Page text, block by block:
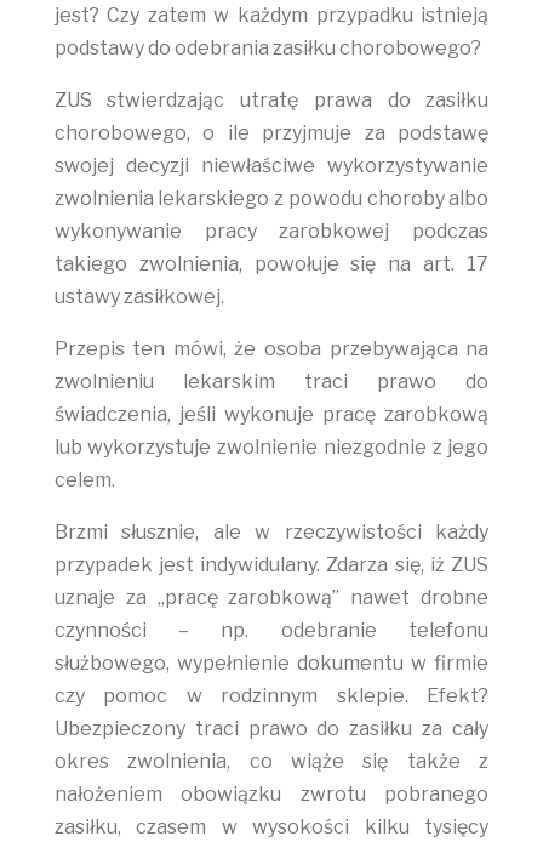
jest? Czy zatem w każdym przypadku istnieją
podstawy do odebrania zasiłku chorobowego?
ZUS stwierdzając utratę prawa do zasiłku
chorobowego, o ile przyjmuje za podstawę
swojej decyzji niewłaściwe wykorzystywanie
zwolnienia lekarskiego z powodu choroby albo
wykonywanie pracy zarobkowej podczas
takiego zwolnienia, powołuje się na art. 17
ustawy zasiłkowej.
Przepis ten mówi, że osoba przebywająca na
zwolnieniu lekarskim traci prawo do
świadczenia, jeśli wykonuje pracę zarobkową
lub wykorzystuje zwolnienie niezgodnie z jego
celem.
Brzmi słusznie, ale w rzeczywistości każdy
przypadek jest indywidulany. Zdarza się, iż ZUS
uznaje za „pracę zarobkową” nawet drobne
czynności – np. odebranie telefonu
służbowego, wypełnienie dokumentu w firmie
czy pomoc w rodzinnym sklepie. Efekt?
Ubezpieczony traci prawo do zasiłku za cały
okres zwolnienia, co wiąże się także z
nałożeniem obowiązku zwrotu pobranego
zasiłku, czasem w wysokości kilku tysięcy